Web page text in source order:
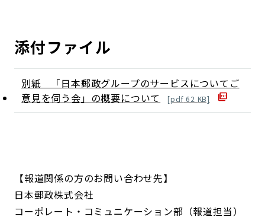
添付ファイル
別紙 「日本郵政グループのサービスについてご
意見を伺う会」の概要について
[pdf 62 KB]
【報道関係の方のお問い合わせ先】
日本郵政株式会社
コーポレート・コミュニケーション部（報道担当）